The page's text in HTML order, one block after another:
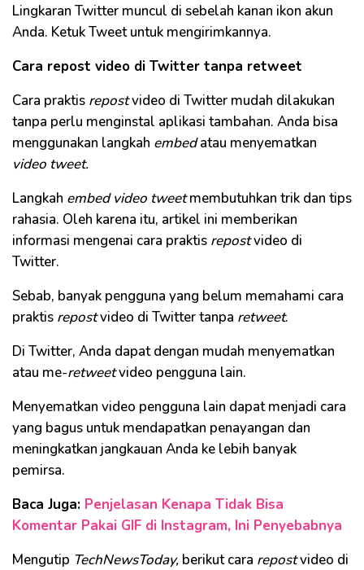
Lingkaran Twitter muncul di sebelah kanan ikon akun
Anda. Ketuk Tweet untuk mengirimkannya.
Cara repost video di Twitter tanpa retweet
Cara praktis repostvideo di Twitter mudah dilakukan
tanpa perlu menginstal aplikasi tambahan. Anda bisa
menggunakan langkah embedatau menyematkan
video tweet.
Langkah embed video tweetmembutuhkan trik dan tips
rahasia. Oleh karena itu, artikel ini memberikan
informasi mengenai cara praktis repostvideo di
Twitter.
Sebab, banyak pengguna yang belum memahami cara
praktis repostvideo di Twitter tanpa retweet.
Di Twitter, Anda dapat dengan mudah menyematkan
atau me-retweetvideo pengguna lain.
Menyematkan video pengguna lain dapat menjadi cara
yang bagus untuk mendapatkan penayangan dan
meningkatkan jangkauan Anda ke lebih banyak
pemirsa.
Baca Juga: Penjelasan Kenapa Tidak Bisa
Komentar Pakai GIF di Instagram, Ini Penyebabnya
Mengutip TechNewsToday, berikut cara repostvideo di